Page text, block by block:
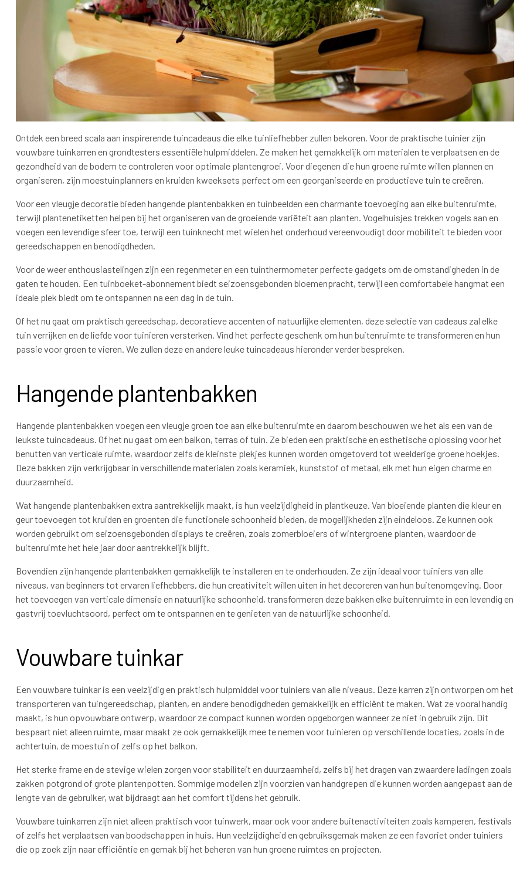
Ontdek een breed scala aan inspirerende tuincadeaus die elke tuinliefhebber zullen bekoren. Voor de praktische tuinier zijn
vouwbare tuinkarren en grondtesters essentiële hulpmiddelen. Ze maken het gemakkelijk om materialen te verplaatsen en de
gezondheid van de bodem te controleren voor optimale plantengroei. Voor diegenen die hun groene ruimte willen plannen en
organiseren, zijn moestuinplanners en kruiden kweeksets perfect om een georganiseerde en productieve tuin te creëren.
Voor een vleugje decoratie bieden hangende plantenbakken en tuinbeelden een charmante toevoeging aan elke buitenruimte,
terwijl plantenetiketten helpen bij het organiseren van de groeiende variëteit aan planten. Vogelhuisjes trekken vogels aan en
voegen een levendige sfeer toe, terwijl een tuinknecht met wielen het onderhoud vereenvoudigt door mobiliteit te bieden voor
gereedschappen en benodigdheden.
Voor de weer enthousiastelingen zijn een regenmeter en een tuinthermometer perfecte gadgets om de omstandigheden in de
gaten te houden. Een tuinboeket-abonnement biedt seizoensgebonden bloemenpracht, terwijl een comfortabele hangmat een
ideale plek biedt om te ontspannen na een dag in de tuin.
Of het nu gaat om praktisch gereedschap, decoratieve accenten of natuurlijke elementen, deze selectie van cadeaus zal elke
tuin verrijken en de liefde voor tuinieren versterken. Vind het perfecte geschenk om hun buitenruimte te transformeren en hun
passie voor groen te vieren. We zullen deze en andere leuke tuincadeaus hieronder verder bespreken.
Hangende plantenbakken
Hangende plantenbakken voegen een vleugje groen toe aan elke buitenruimte en daarom beschouwen we het als een van de
leukste tuincadeaus. Of het nu gaat om een balkon, terras of tuin. Ze bieden een praktische en esthetische oplossing voor het
benutten van verticale ruimte, waardoor zelfs de kleinste plekjes kunnen worden omgetoverd tot weelderige groene hoekjes.
Deze bakken zijn verkrijgbaar in verschillende materialen zoals keramiek, kunststof of metaal, elk met hun eigen charme en
duurzaamheid.
Wat hangende plantenbakken extra aantrekkelijk maakt, is hun veelzijdigheid in plantkeuze. Van bloeiende planten die kleur en
geur toevoegen tot kruiden en groenten die functionele schoonheid bieden, de mogelijkheden zijn eindeloos. Ze kunnen ook
worden gebruikt om seizoensgebonden displays te creëren, zoals zomerbloeiers of wintergroene planten, waardoor de
buitenruimte het hele jaar door aantrekkelijk blijft.
Bovendien zijn hangende plantenbakken gemakkelijk te installeren en te onderhouden. Ze zijn ideaal voor tuiniers van alle
niveaus, van beginners tot ervaren liefhebbers, die hun creativiteit willen uiten in het decoreren van hun buitenomgeving. Door
het toevoegen van verticale dimensie en natuurlijke schoonheid, transformeren deze bakken elke buitenruimte in een levendig en
gastvrij toevluchtsoord, perfect om te ontspannen en te genieten van de natuurlijke schoonheid.
Vouwbare tuinkar
Een vouwbare tuinkar is een veelzijdig en praktisch hulpmiddel voor tuiniers van alle niveaus. Deze karren zijn ontworpen om het
transporteren van tuingereedschap, planten, en andere benodigdheden gemakkelijk en efficiënt te maken. Wat ze vooral handig
maakt, is hun opvouwbare ontwerp, waardoor ze compact kunnen worden opgeborgen wanneer ze niet in gebruik zijn. Dit
bespaart niet alleen ruimte, maar maakt ze ook gemakkelijk mee te nemen voor tuinieren op verschillende locaties, zoals in de
achtertuin, de moestuin of zelfs op het balkon.
Het sterke frame en de stevige wielen zorgen voor stabiliteit en duurzaamheid, zelfs bij het dragen van zwaardere ladingen zoals
zakken potgrond of grote plantenpotten. Sommige modellen zijn voorzien van handgrepen die kunnen worden aangepast aan de
lengte van de gebruiker, wat bijdraagt aan het comfort tijdens het gebruik.
Vouwbare tuinkarren zijn niet alleen praktisch voor tuinwerk, maar ook voor andere buitenactiviteiten zoals kamperen, festivals
of zelfs het verplaatsen van boodschappen in huis. Hun veelzijdigheid en gebruiksgemak maken ze een favoriet onder tuiniers
die op zoek zijn naar efficiëntie en gemak bij het beheren van hun groene ruimtes en projecten.